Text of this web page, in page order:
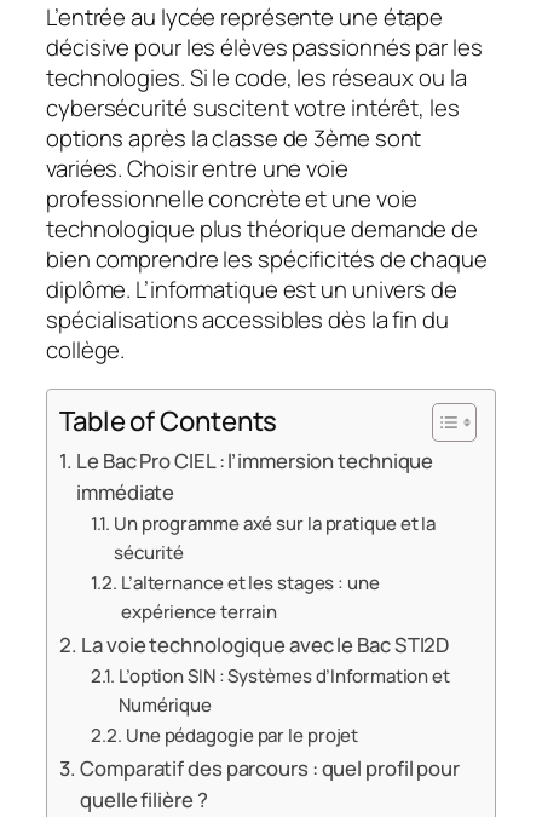
L’entrée au lycée représente une étape
décisive pour les élèves passionnés par les
technologies. Si le code, les réseaux ou la
cybersécurité suscitent votre intérêt, les
options après la classe de 3ème sont
variées. Choisir entre une voie
professionnelle concrète et une voie
technologique plus théorique demande de
bien comprendre les spécificités de chaque
diplôme. L’informatique est un univers de
spécialisations accessibles dès la fin du
collège.
Table of Contents
Le Bac Pro CIEL : l’immersion technique
immédiate
Un programme axé sur la pratique et la
sécurité
L’alternance et les stages : une
expérience terrain
La voie technologique avec le Bac STI2D
L’option SIN : Systèmes d’Information et
Numérique
Une pédagogie par le projet
Comparatif des parcours : quel profil pour
quelle filière ?